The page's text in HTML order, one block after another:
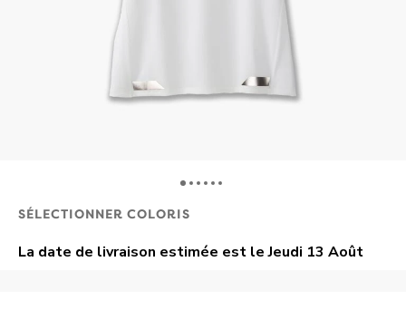
SÉLECTIONNER COLORIS